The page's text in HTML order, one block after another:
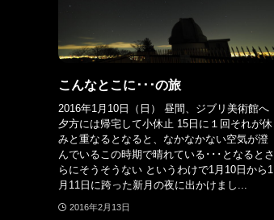
こんなとこに･･･の旅
2016年1月10日（日） 昼間、ジブリ美術館へ
夕方には帰宅して小休止 15日に１回それが休
みと重なるとなると、なかなかない空気が澄
んでいるこの時期で晴れている･･･となるとさ
らにそうそうない というわけで1月10日から1
月11日に跨った新月の夜に出かけまし...
2016年2月13日